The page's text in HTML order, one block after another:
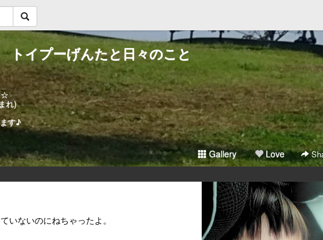
トイプーげんたと日々のこと
☆
れ)
す♪
Gallery Love
いないのにねちゃったよ。